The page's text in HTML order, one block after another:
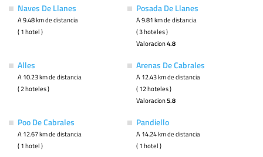
Naves De Llanes
A 9.48 km de distancia
( 1 hotel )
Posada De Llanes
A 9.81 km de distancia
( 3 hoteles )
Valoracion4.8
Alles
A 10.23 km de distancia
( 2 hoteles )
Arenas De Cabrales
A 12.43 km de distancia
( 12 hoteles )
Valoracion5.8
Poo De Cabrales
A 12.67 km de distancia
( 1 hotel )
Pandiello
A 14.24 km de distancia
( 1 hotel )